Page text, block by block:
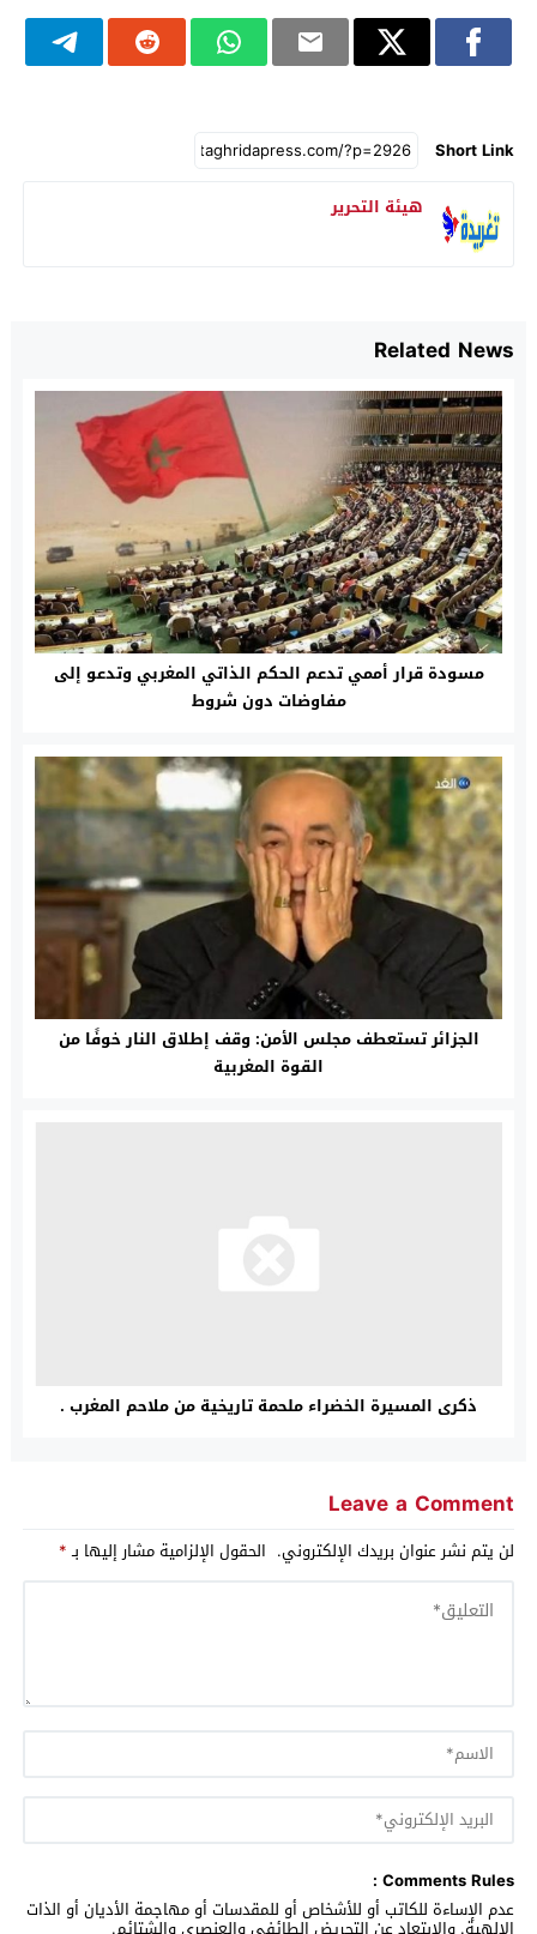
Short Link
هيئة التحرير
Related News
مسودة قرار أممي تدعم الحكم الذاتي المغربي وتدعو إلى
مفاوضات دون شروط
الجزائر تستعطف مجلس الأمن: وقف إطلاق النار خوفًا من
القوة المغربية
ذكرى المسيرة الخضراء ملحمة تاريخية من ملاحم المغرب .
Leave a Comment
لن يتم نشر عنوان بريدك الإلكتروني. الحقول الإلزامية مشار إليها بـ*
Comments Rules :
عدم الإساءة للكاتب أو للأشخاص أو للمقدسات أو مهاجمة الأديان أو الذات